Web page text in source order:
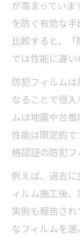
ク
快適な省
省エ
窓ガ
ト
遮熱
省エ
方法
防犯性能
防犯
が高まってい
を防ぐ有効な
比較すると、「
では性能に違い
防犯フィルム
なることで侵
ムは地震や台
性能は限定的
格認証の防犯フ
例えば、過去
ィルム施工後
実例も報告さ
なフィルムを